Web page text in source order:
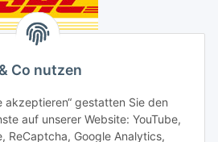
Co nutzen
akzeptieren“ gestatten Sie den
auf unserer Website: YouTube,
ReCaptcha, Google Analytics,